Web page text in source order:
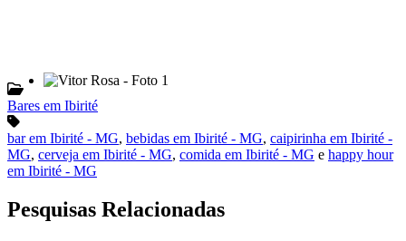
Bares em Ibirité
bar em Ibirité - MG, bebidas em Ibirité - MG, caipirinha em Ibirité -
MG, cerveja em Ibirité - MG, comida em Ibirité - MG e happy hour
em Ibirité - MG
Pesquisas Relacionadas